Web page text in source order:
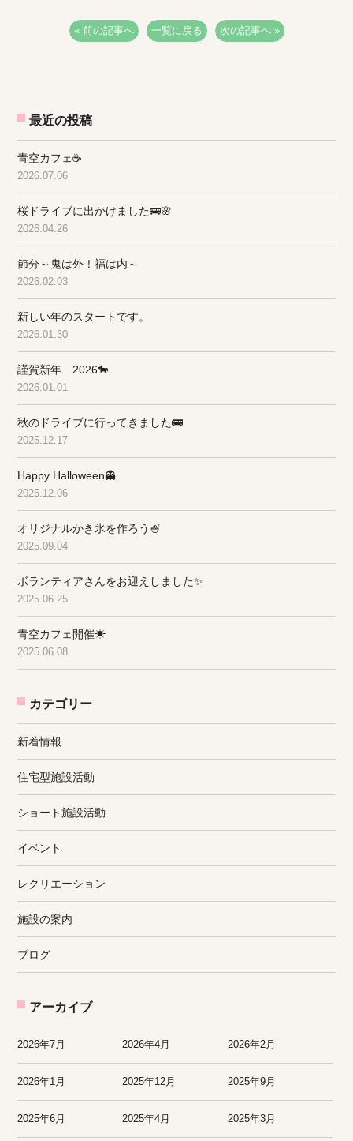
« 前の記事へ 一覧に戻る 次の記事へ »
最近の投稿
青空カフェ☕
2026.07.06
桜ドライブに出かけました🚌🌸
2026.04.26
節分～鬼は外！福は内～
2026.02.03
新しい年のスタートです。
2026.01.30
謹賀新年 2026🐎
2026.01.01
秋のドライブに行ってきました🚌
2025.12.17
Happy Halloween👻
2025.12.06
オリジナルかき氷を作ろう🍧
2025.09.04
ボランティアさんをお迎えしました✨
2025.06.25
青空カフェ開催☀
2025.06.08
カテゴリー
新着情報
住宅型施設活動
ショート施設活動
イベント
レクリエーション
施設の案内
ブログ
アーカイブ
2026年7月 2026年4月 2026年2月
2026年1月 2025年12月 2025年9月
2025年6月 2025年4月 2025年3月